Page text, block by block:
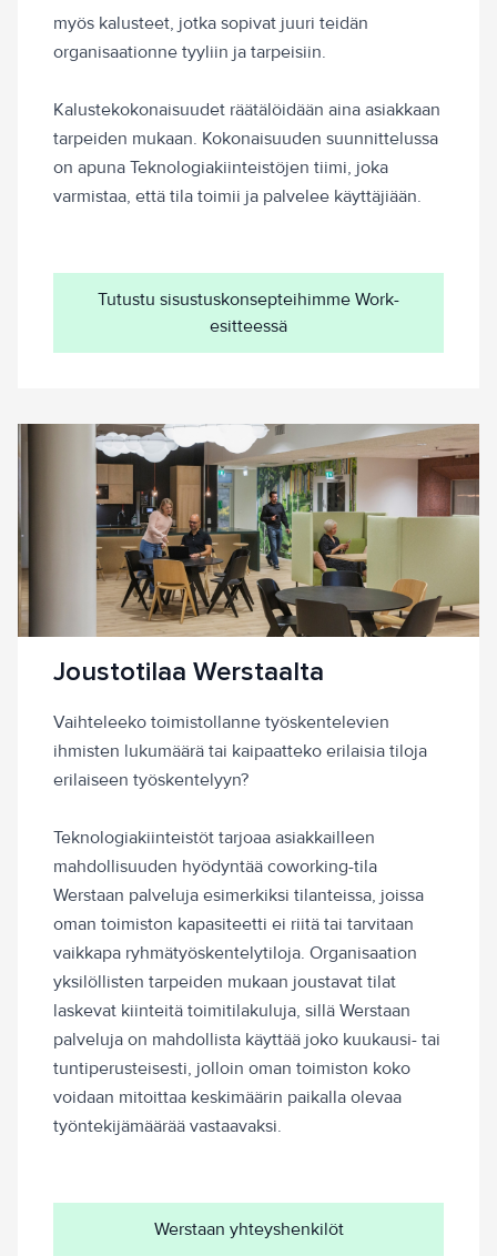
myös kalusteet, jotka sopivat juuri teidän
organisaationne tyyliin ja tarpeisiin.
Kalustekokonaisuudet räätälöidään aina asiakkaan
tarpeiden mukaan. Kokonaisuuden suunnittelussa
on apuna Teknologiakiinteistöjen tiimi, joka
varmistaa, että tila toimii ja palvelee käyttäjiään.
Tutustu sisustuskonsepteihimme Work-
esitteessä
Joustotilaa Werstaalta
Vaihteleeko toimistollanne työskentelevien
ihmisten lukumäärä tai kaipaatteko erilaisia tiloja
erilaiseen työskentelyyn?
Teknologiakiinteistöt tarjoaa asiakkailleen
mahdollisuuden hyödyntää coworking-tila
Werstaan palveluja esimerkiksi tilanteissa, joissa
oman toimiston kapasiteetti ei riitä tai tarvitaan
vaikkapa ryhmätyöskentelytiloja. Organisaation
yksilöllisten tarpeiden mukaan joustavat tilat
laskevat kiinteitä toimitilakuluja, sillä Werstaan
palveluja on mahdollista käyttää joko kuukausi- tai
tuntiperusteisesti, jolloin oman toimiston koko
voidaan mitoittaa keskimäärin paikalla olevaa
työntekijämäärää vastaavaksi.
Werstaan yhteyshenkilöt